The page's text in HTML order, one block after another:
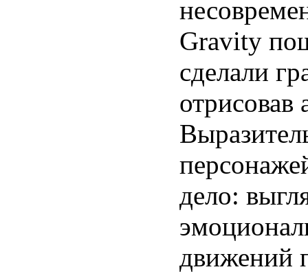
Gravity
сделали
отрисовав
дело:
движений